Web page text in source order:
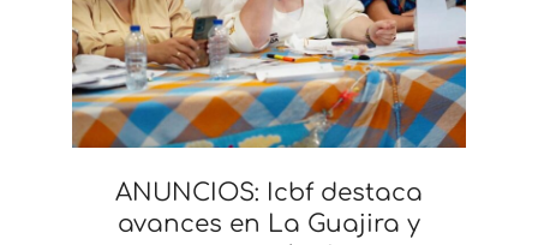
ANUNCIOS: Icbf destaca
avances en La Guajira y